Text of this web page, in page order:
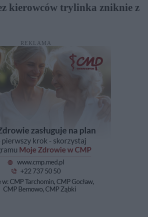
kierowców trylinka zniknie z
REKLAMA